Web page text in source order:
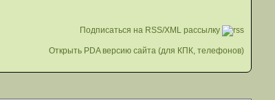
Подписаться на RSS/XML рассылку
Открыть PDA версию сайта (для КПК, телефонов)